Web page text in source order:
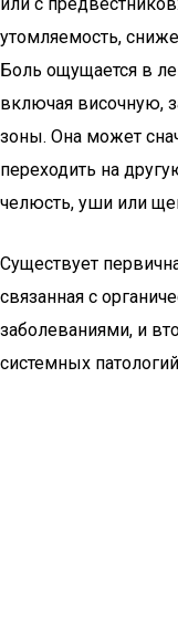
утомляемость,
Боль ощущается в
включая височную,
зоны. Она может
переходить на
челюсть, уши или
Существует
связанная с
заболеваниями, и
системных